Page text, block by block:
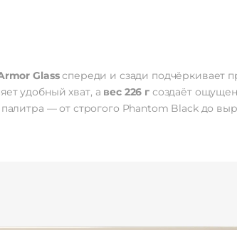
режим,
профессиональный
режим, распознавание
Glassспереди и сзади подчёркивает
удобный хват, а вес 226 г создаёт
— от строгого Phantom Black до